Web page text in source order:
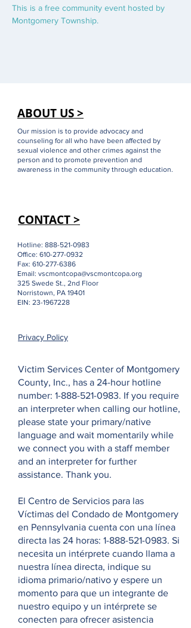
This is a free community event hosted by
Montgomery Township.
ABOUT US >
Our mission is to provide advocacy and
counseling for all who have been affected by
sexual violence and other crimes against the
person and to promote prevention and
awareness in the community through education.
CONTACT >
Hotline: 888-521-0983
Office: 610-277-0932
Fax: 610-277-6386
Email: vscmontcopa@vscmontcopa.org
325 Swede St., 2nd Floor
Norristown, PA 19401
EIN: 23-1967228
Privacy Policy
Victim Services Center of Montgomery
County, Inc., has a 24-hour hotline
number: 1-888-521-0983. If you require
an interpreter when calling our hotline,
please state your primary/native
language and wait momentarily while
we connect you with a staff member
and an interpreter for further
assistance. Thank you.
El Centro de Servicios para las
Víctimas del Condado de Montgomery
en Pennsylvania cuenta con una línea
directa las 24 horas: 1-888-521-0983. Si
necesita un intérprete cuando llama a
nuestra línea directa, indique su
idioma primario/nativo y espere un
momento para que un integrante de
nuestro equipo y un intérprete se
conecten para ofrecer asistencia